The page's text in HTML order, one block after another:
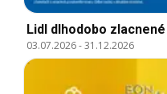
Lidl dlhodobo zlacnené
03.07.2026-31.12.2026